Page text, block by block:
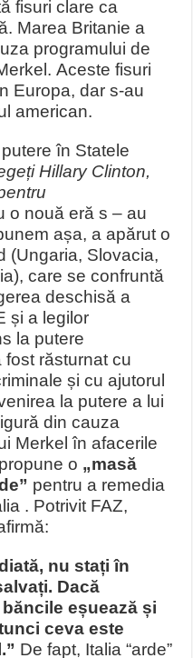
fisuri clare ca
Marea Britanie a
programului de
Aceste fisuri
Europa, dar s-au
american.
în Statele
Hillary Clinton,
o nouă eră s – au
așa, a apărut o
(Ungaria, Slovacia,
care se confruntă
deschisă a
și a legilor
la putere
răsturnat cu
și cu ajutorul
la putere a lui
din cauza
Merkel în afacerile
o „masă
pentru a remedia
. Potrivit FAZ,
nu stați în
Dacă
eșuează și
ceva este
De fapt, Italia “arde”